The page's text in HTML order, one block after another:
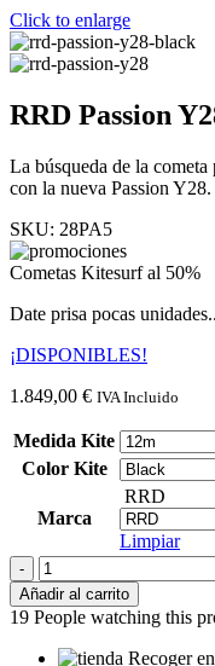
Click to enlarge
RRD Passion
La búsqueda de la
con la nueva Passion Y28.
SKU: 28PA5
Cometas Kitesurf al 50%
Date prisa pocas
¡DISPONIBLES!
1.849,00 € IVA Incluido
Medida Kite
Color Kite
Marca
RRD
Limpiar
RRD
Passion
Y28
cantidad
Añadir al carrito
19 People watching this
Recoger